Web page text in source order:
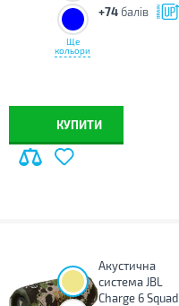
Ще
кольори
+74 балів
КУПИТИ
Акустична
система JBL
Charge 6 Squad